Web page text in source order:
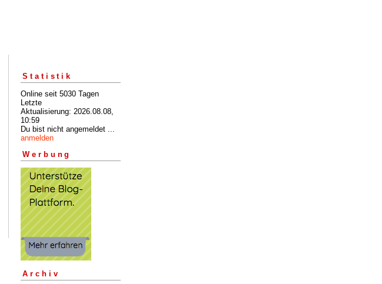
Statistik
Online seit 5030 Tagen
Letzte
Aktualisierung: 2026.08.08,
10:59
Du bist nicht angemeldet ...
anmelden
Werbung
Archiv